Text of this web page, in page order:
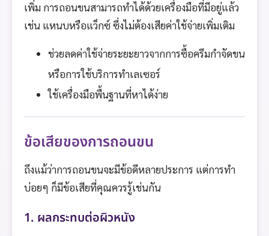
เพิ่ม การถอนขนสามารถทำได้ด้วยเครื่องมือที่มีอยู่แล้ว
เช่น แหนบหรือแว็กซ์ ซึ่งไม่ต้องเสียค่าใช้จ่ายเพิ่มเติม
ช่วยลดค่าใช้จ่ายระยะยาวจากการซื้อครีมกำจัดขน
หรือการใช้บริการทำเลเซอร์
ใช้เครื่องมือพื้นฐานที่หาได้ง่าย
ข้อเสียของการถอนขน
ถึงแม้ว่าการถอนขนจะมีข้อดีหลายประการ แต่การทำ
บ่อยๆ ก็มีข้อเสียที่คุณควรรู้เช่นกัน
1. ผลกระทบต่อผิวหนัง